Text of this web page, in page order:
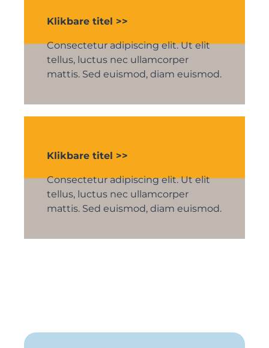
Klikbare titel >>
Consectetur adipiscing elit. Ut elit
tellus, luctus nec ullamcorper
mattis. Sed euismod, diam euismod.
Klikbare titel >>
Consectetur adipiscing elit. Ut elit
tellus, luctus nec ullamcorper
mattis. Sed euismod, diam euismod.